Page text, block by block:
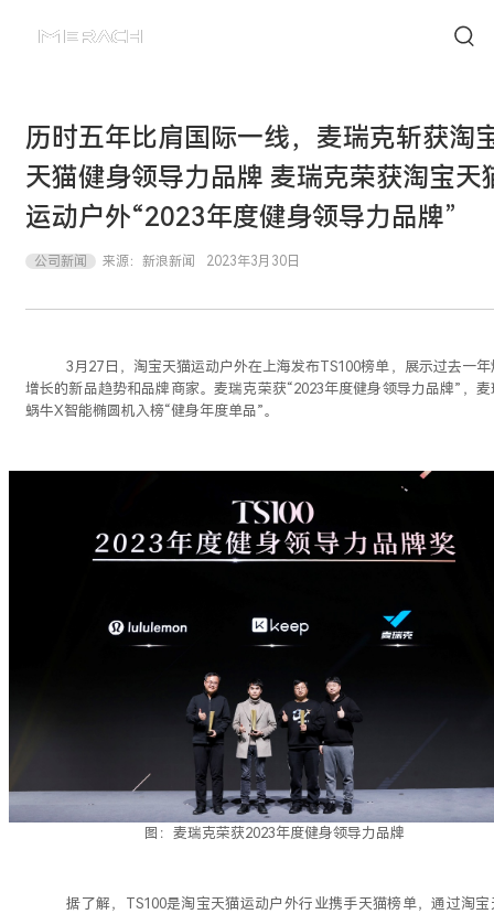
历时五年比肩国际一线，麦瑞克斩获淘
天猫健身领导力品牌 麦瑞克荣获淘宝天
运动户外“2023年度健身领导力品牌”
公司新闻 来源： 新浪新闻 2023年3月30日
3月27日，淘宝天猫运动户外在上海发布TS100榜单，展示过去一年
增长的新品趋势和品牌商家。麦瑞克荣获“2023年度健身领导力品牌”，
蜗牛X智能椭圆机入榜“健身年度单品”。
图：麦瑞克荣获2023年度健身领导力品牌
据了解，TS100是淘宝天猫运动户外行业携手天猫榜单，通过淘宝